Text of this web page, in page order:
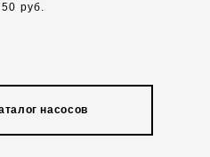
руб.
насосов